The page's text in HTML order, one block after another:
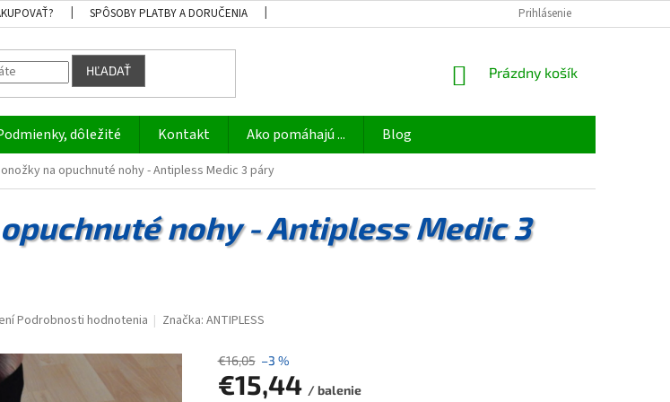
SPÔSOBY PLATBY A DORUČENIA ODSTÚPIŤ OD ZMLUVY TU
Prihlásenie
HĽADAŤ
NÁKUPNÝ
Prázdny košík
dôležité Kontakt Ako pomáhajú ... Blog
na opuchnuté nohy - Antipless Medic 3 páry
nohy - Antipless Medic 3
Podrobnosti hodnotenia Značka:ANTIPLESS
€16,05 –3 %
€15,44 / balenie